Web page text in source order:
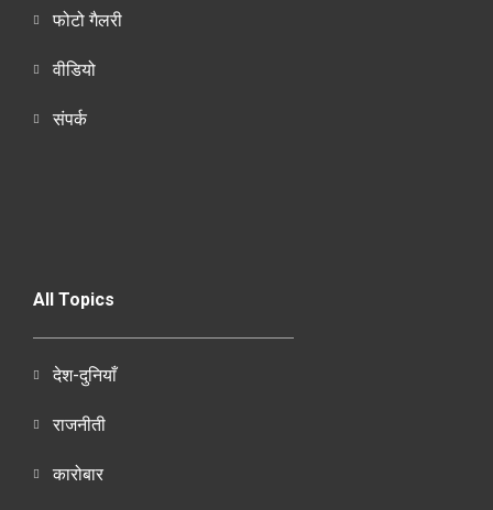
फोटो गैलरी
वीडियो
संपर्क
All Topics
देश-दुनियाँ
राजनीती
कारोबार